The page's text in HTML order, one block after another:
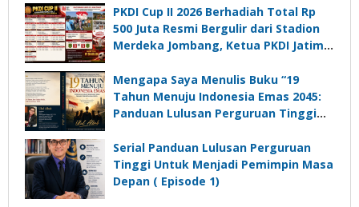
PKDI Cup II 2026 Berhadiah Total Rp
500 Juta Resmi Bergulir dari Stadion
Merdeka Jombang, Ketua PKDI Jatim:
Komunikasi Kades untuk Memajukan
Desa
Mengapa Saya Menulis Buku “19
Tahun Menuju Indonesia Emas 2045:
Panduan Lulusan Perguruan Tinggi
Depan”?
Serial Panduan Lulusan Perguruan
Tinggi Untuk Menjadi Pemimpin Masa
Depan ( Episode 1)